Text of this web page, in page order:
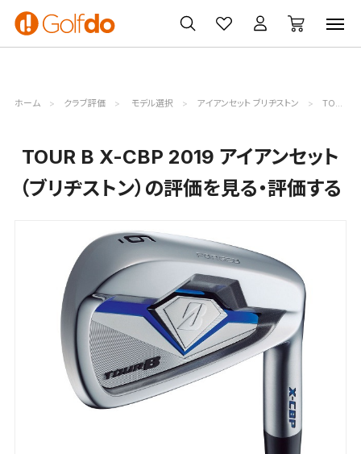
ゴルフ
クラブ
ゴルフ用品
買取
無料査定
クーポン
一覧
ホーム クラブ評価 モデル選択 アイアンセット ブリヂストン TOUR B X-CBP 2019評価詳細
TOUR B X-CBP 2019 アイアンセット
（ブリヂストン）の評価を見る・評価する